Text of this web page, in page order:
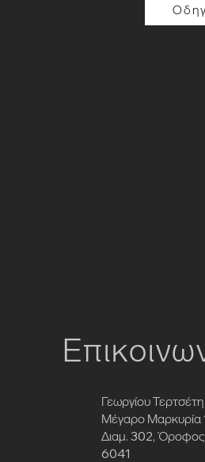
Γεωργίου
Μέγαρο Μαρκυρία
Διαμ. 302,
6041